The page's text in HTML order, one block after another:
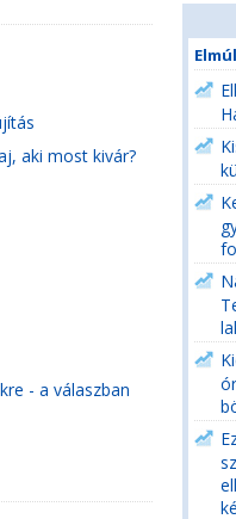
aki most kivár?
- a válaszban